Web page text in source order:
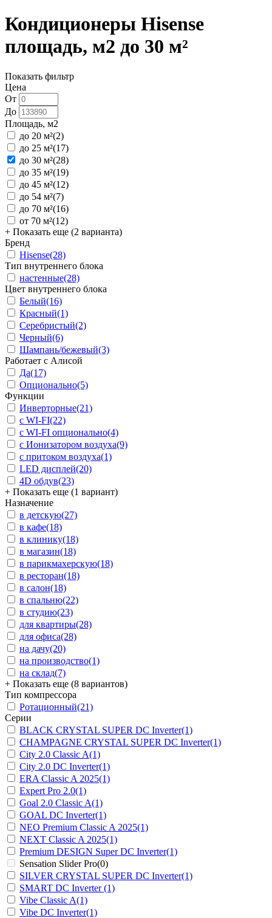
Кондиционеры Hisense
площадь, м2 до 30 м²
Показать фильтр
Цена
От
До
Площадь, м2
до 20 м²(2)
до 25 м²(17)
до 30 м²(28)
до 35 м²(19)
до 45 м²(12)
до 54 м²(7)
до 70 м²(16)
от 70 м²(12)
+ Показать еще (2 варианта)
Бренд
Hisense(28)
Тип внутреннего блока
настенные(28)
Цвет внутреннего блока
Белый(16)
Красный(1)
Серебристый(2)
Черный(6)
Шампань/бежевый(3)
Работает с Алисой
Да(17)
Опционально(5)
Функции
Инверторные(21)
с WI-FI(22)
с WI-FI опционально(4)
с Ионизатором воздуха(9)
с притоком воздуха(1)
LED дисплей(20)
4D обдув(23)
+ Показать еще (1 вариант)
Назначение
в детскую(27)
в кафе(18)
в клинику(18)
в магазин(18)
в парикмахерскую(18)
в ресторан(18)
в салон(18)
в спальню(22)
в студию(23)
для квартиры(28)
для офиса(28)
на дачу(20)
на производство(1)
на склад(7)
+ Показать еще (8 вариантов)
Тип компрессора
Ротационный(21)
Серии
BLACK CRYSTAL SUPER DC Inverter(1)
CHAMPAGNE CRYSTAL SUPER DC Inverter(1)
City 2.0 Classic A(1)
City 2.0 DC Inverter(1)
ERA Classic A 2025(1)
Expert Pro 2.0(1)
Goal 2.0 Classic A(1)
GOAL DC Inverter(1)
NEO Premium Classic A 2025(1)
NEXT Classic A 2025(1)
Premium DESIGN Super DC Inverter(1)
Sensation Slider Pro(0)
SILVER CRYSTAL SUPER DC Inverter(1)
SMART DC Inverter(1)
Vibe Classic A(1)
Vibe DC Inverter(1)